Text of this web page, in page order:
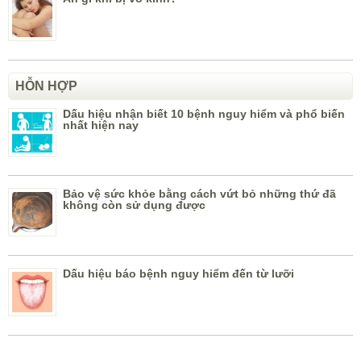
HỖN HỢP
Dấu hiệu nhận biết 10 bệnh nguy hiểm và phổ biến
nhất hiện nay
Bảo vệ sức khỏe bằng cách vứt bỏ những thứ đã
không còn sử dụng được
Dấu hiệu báo bệnh nguy hiểm đến từ lưỡi